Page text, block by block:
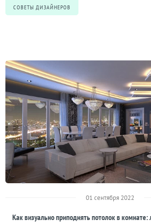
СОВЕТЫ ДИЗАЙНЕРОВ
01 сентября 2022
Как визуально приподнять потолок в